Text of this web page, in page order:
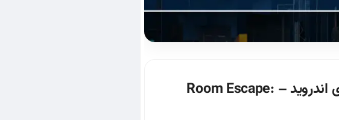
دانلود بازی کارآگاه فانتوم نسخه آنلاک شده برای اندروید – Room Escape: